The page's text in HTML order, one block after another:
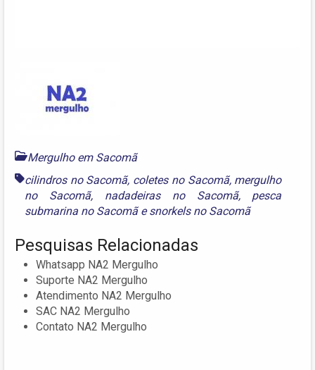
Mergulho em Sacomã
cilindros no Sacomã, coletes no Sacomã, mergulho
no Sacomã, nadadeiras no Sacomã, pesca
submarina no Sacomãesnorkels no Sacomã
Pesquisas Relacionadas
Whatsapp NA2 Mergulho
Suporte NA2 Mergulho
Atendimento NA2 Mergulho
SAC NA2 Mergulho
Contato NA2 Mergulho